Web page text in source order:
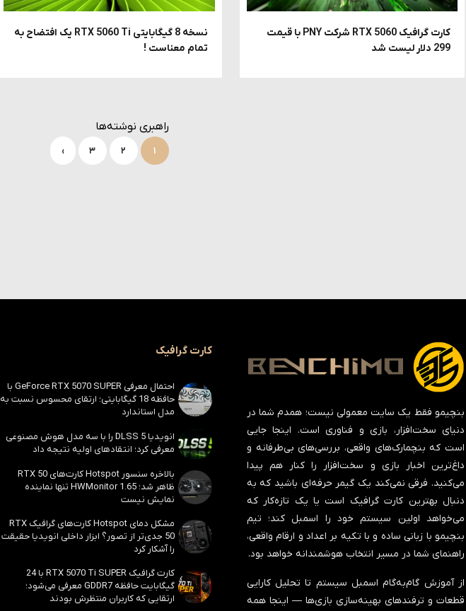
کارت گرافیک RTX 5060 شرکت PNY با قیمت
299 دلار لیست شد
نسخه 8 گیگابایتی RTX 5060 Ti یک افتضاح به
تمام معناست !
راهبری نوشته‌ها
۱ ۲ ۳ ›
بنچیمو فقط یک سایت معمولی نیست؛ همدم شما در
دنیای سخت‌افزار، بازی و فناوری است. اینجا جایی
است که بنچمارک‌های واقعی، بررسی‌های بی‌طرفانه و
داغ‌ترین اخبار بازی و سخت‌افزار را کنار هم پیدا
می‌کنید. فرقی نمی‌کند یک گیمر حرفه‌ای باشید که به
دنبال بهترین کارت گرافیک است یا یک تازه‌کار که
می‌خواهد اولین سیستم خود را اسمبل کند؛ تیم
بنچیمو با زبانی ساده و با تکیه بر اعداد و ارقام واقعی،
راهنمای شما در مسیر انتخاب هوشمندانه خواهد بود.
از آموزش گام‌به‌گام اسمبل سیستم تا تحلیل کارایی
قطعات و ترفندهای بهینه‌سازی بازی‌ها — اینجا همه
کارت گرافیک
احتمال معرفی GeForce RTX 5070 SUPER با
حافظه 18 گیگابایتی؛ ارتقای محسوس نسبت به
مدل استاندارد
انویدیا DLSS 5 را با سه مدل هوش مصنوعی
معرفی کرد؛ انتقادهای اولیه نتیجه داد
بالاخره سنسور Hotspot کارت‌های RTX 50
ظاهر شد؛ HWMonitor 1.65 تنها نماینده
نمایش نیست
مشکل دمای Hotspot کارت‌های گرافیک RTX
50 جدی‌تر از تصور؟ ابزار داخلی انویدیا حقیقت
را آشکار کرد
کارت گرافیک RTX 5070 Ti SUPER با 24
گیگابایت حافظه GDDR7 معرفی می‌شود؛
ارتقایی که کاربران منتظرش بودند